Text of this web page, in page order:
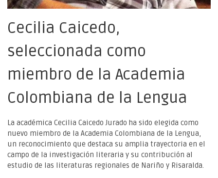
Cecilia Caicedo,
seleccionada como
miembro de la Academia
Colombiana de la Lengua
La académica Cecilia Caicedo Jurado ha sido elegida como
nuevo miembro de la Academia Colombiana de la Lengua,
un reconocimiento que destaca su amplia trayectoria en el
campo de la investigación literaria y su contribución al
estudio de las literaturas regionales de Nariño y Risaralda.